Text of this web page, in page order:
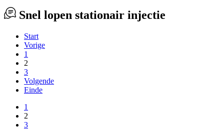
Snel lopen stationair injectie
Start
Vorige
1
2
3
Volgende
Einde
1
2
3